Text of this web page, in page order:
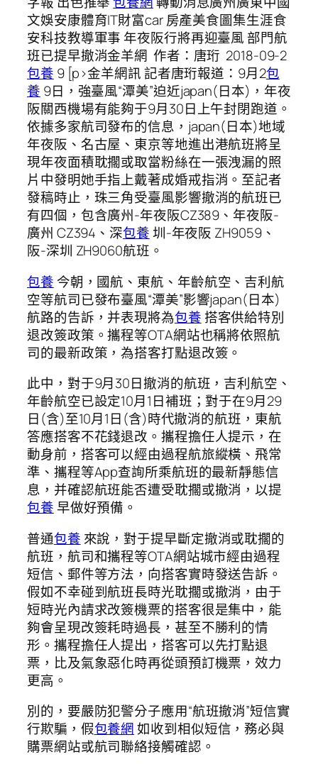
文娛安康體育IT財富car 房產美食圖集生涯食
安科技教導軍事 年夜阪行將再迎臺風 部門航
班已提早撤消金羊網 作者：唐珩 2018-09-2
包養 9 [p>金羊網訊 記者唐珩報道：9月2包
養 9日，強臺風“潭美”迫近japan(日本)，年夜
阪關西機場有能夠于9月30日上午封閉跑道。
依據多家航司發布的信息，japan(日本)地域
年夜阪、名古屋、東京等地進出港航班將呈
現年夜面積耽擱或取當粉絲在一張洩漏的照
片中發明她手指上戴著成婚戒指消。至記者
發稿時止，珠三角受臺風影響撤消的航班已
有四個，包含廣州-年夜阪CZ389、年夜阪-
廣州 CZ394、深包養圳-年夜阪 ZH9059、
阪-深圳 ZH9060航班。
包養 今朝，國航、東航、年齡航空、吉利航
空等航司已發布臺風“潭美”影響japan(日本)
航路的告訴，并表現將為包養搭客供給特別
退改簽政策。攜程等OTA網站也稱將依照航
司的最新政策，為搭客打點退改簽。
此中，對于9月30日撤消的航班，吉利航空、
年齡航空已設定10月1日補班；對于在9月29
日(含)至10月1日(含)時代撤消的航班，東航
答應搭客不花錢退改。攜程擔任人提示，在
動身前，搭客可以經由過程航旅縱橫、飛常
準、攜程等App查詢所乘航班的最新靜態信
息，并確認航班能否遭受耽擱或撤消，以提
包養早做好預備。
普通包養 來說，對于提早斷定撤消或耽擱的
航班，航司和攜程等OTA網站城市經由過程
短信、郵件等方法，向搭客實時發送告訴。
假如不幸碰到航班長時光耽擱或撤消，由于
短時光內請求改簽機票的搭客很是集中，能
夠會呈現改簽耗時過長，甚至不勝利的情
形。攜程擔任人提出，搭客可以先打點退
票，比及氣象惡化時再從頭預訂機票，效力
更高。
別的，要嚴防犯警分子應用“航班撤消”短信實
行欺騙，假包養網如收到相似短信，務必與
購票網站或航司聯絡接觸確認。